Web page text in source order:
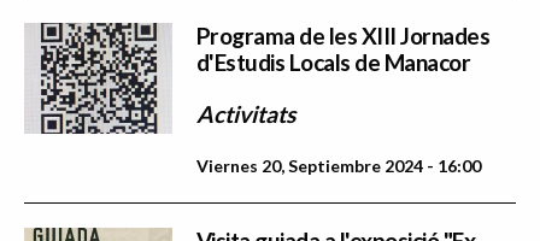
Programa de les XIII Jornades
d'Estudis Locals de Manacor
Activitats
Viernes 20, Septiembre 2024 - 16:00